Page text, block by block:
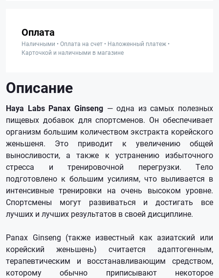
Оплата
Наличными • Оплата на счет • Наложенный платеж •
Карточкой и наличными в магазине
Описание
Haya Labs Panax Ginseng — одна из самых полезных
пищевых добавок для спортсменов. Он обеспечивает
организм большим количеством экстракта корейского
женьшеня. Это приводит к увеличению общей
выносливости, а также к устранению избыточного
стресса и тренировочной перегрузки. Тело
подготовлено к большим усилиям, что выливается в
интенсивные тренировки на очень высоком уровне.
Спортсмены могут развиваться и достигать все
лучших и лучших результатов в своей дисциплине.
Panax Ginseng (также известный как азиатский или
корейский женьшень) считается адаптогенным,
терапевтическим и восстанавливающим средством,
которому обычно приписывают некоторое